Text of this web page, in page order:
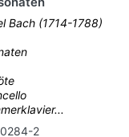
Bach (1714-1788)
0284-2